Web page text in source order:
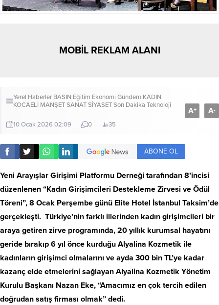
MOBİL REKLAM ALANI
Yerel Haberler BASIN Eğitim Ekonomi Gündem KADIN
KOCAELİ MANŞETSANATSİYASETSon Dakika Teknoloji
10 Ocak 2026 02:09 0 35
A+ A-
ABONE OL
Yeni Arayışlar Girişimi Platformu Derneği tarafından 8’incisi
düzenlenen “Kadın Girişimcileri Destekleme Zirvesi ve Ödül
Töreni”, 8 Ocak Perşembe günü Elite Hotel İstanbul Taksim’de
gerçekleşti. Türkiye’nin farklı illerinden kadın girişimcileri bir
araya getiren zirve programında, 20 yıllık kurumsal hayatını
geride bırakıp 6 yıl önce kurduğu Alyalina Kozmetik ile
kadınların girişimci olmalarını ve ayda 300 bin TL’ye kadar
kazanç elde etmelerini sağlayan Alyalina Kozmetik Yönetim
Kurulu Başkanı Nazan Eke, “Amacımız en çok tercih edilen
doğrudan satış firması olmak” dedi.